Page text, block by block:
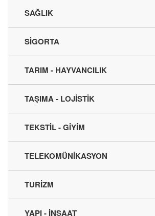
SAĞLIK
SİGORTA
TARIM - HAYVANCILIK
TAŞIMA - LOJİSTİK
TEKSTİL - GİYİM
TELEKOMÜNİKASYON
TURİZM
YAPI - İNŞAAT